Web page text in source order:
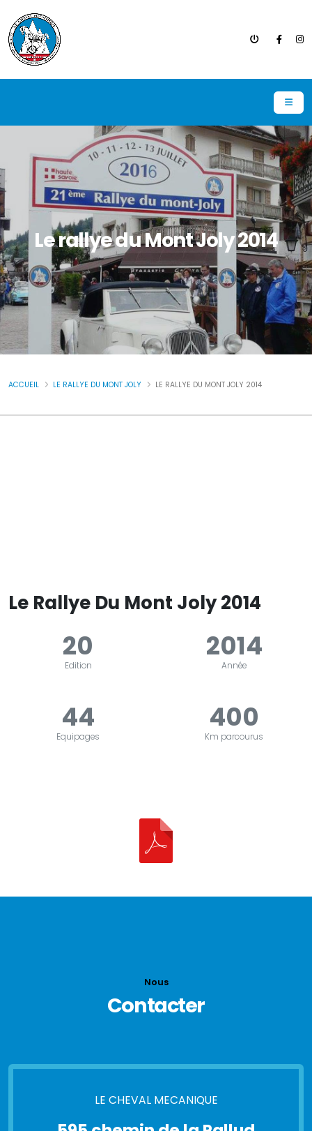
Le rallye du Mont Joly 2014
ACCUEIL LE RALLYE DU MONT JOLY LE RALLYE DU MONT JOLY 2014
Le Rallye Du Mont Joly 2014
20
Edition
2014
Année
44
Equipages
400
Km parcourus
Nous
Contacter
LE CHEVAL MECANIQUE